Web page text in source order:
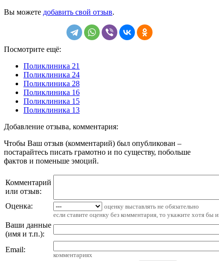
Вы можете добавить свой отзыв.
Посмотрите ещё:
Поликлиника 21
Поликлиника 24
Поликлиника 28
Поликлиника 16
Поликлиника 15
Поликлиника 13
Добавление отзыва, комментария:
Чтобы Ваш отзыв (комментарий) был опубликован –
постарайтесь писать грамотно и по существу, побольше
фактов и поменьше эмоций.
Комментарий
или отзыв:
Оценка:
оценку выставлять не обязательно
если ставите оценку без комментария, то укажите хотя бы
Ваши данные
(имя и т.п.):
Email:
комментариях